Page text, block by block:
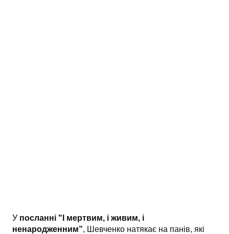
У посланні "І мертвим, і живим, і
ненародженним”, Шевченко натякає на панів, які